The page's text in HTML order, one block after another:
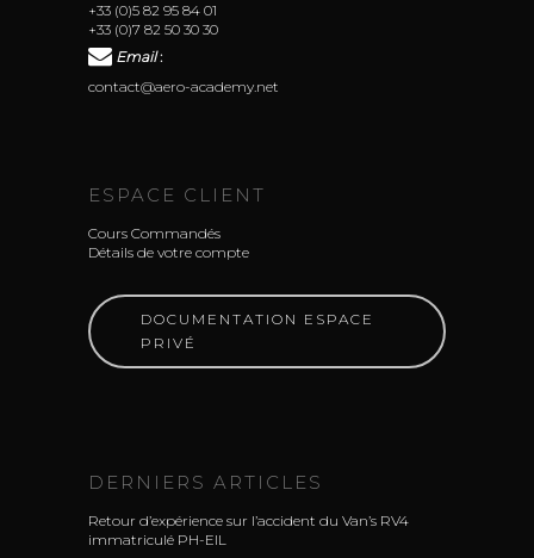
+33 (0)5 82 95 84 01
+33 (0)7 82 50 30 30
Email:
contact@aero-academy.net
ESPACE CLIENT
Cours Commandés
Détails de votre compte
DOCUMENTATION ESPACE
PRIVÉ
DERNIERS ARTICLES
Retour d’expérience sur l’accident du Van’s RV4
immatriculé PH-EIL